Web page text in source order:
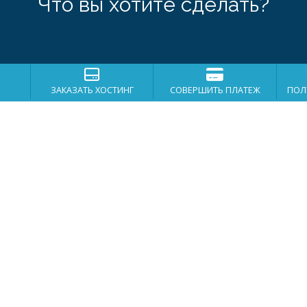
ЗАКАЗАТЬ ХОСТИНГ СОВЕРШИТЬ ПЛАТЕЖ